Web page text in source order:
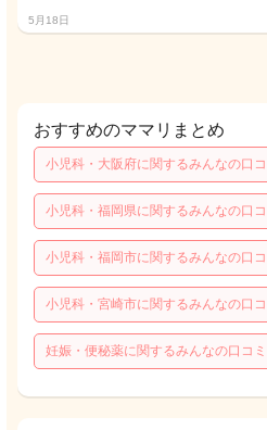
5月18日
おすすめのママリまとめ
小児科・大阪府に関するみんなの口
小児科・福岡県に関するみんなの口
小児科・福岡市に関するみんなの口
小児科・宮崎市に関するみんなの口
妊娠・便秘薬に関するみんなの口コ